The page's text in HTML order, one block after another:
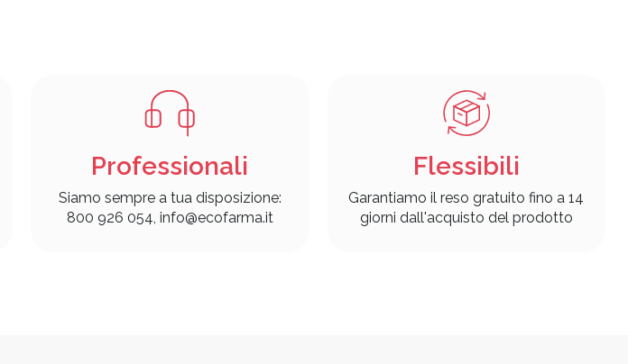
Professionali
Siamo sempre a tua disposizione:
800 926 054, info@ecofarma.it
Flessibili
Garantiamo il reso gratuito fino a 14
giorni dall'acquisto del prodotto